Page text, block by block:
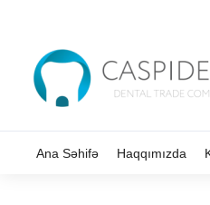
Ana Səhifə Haqqımızda